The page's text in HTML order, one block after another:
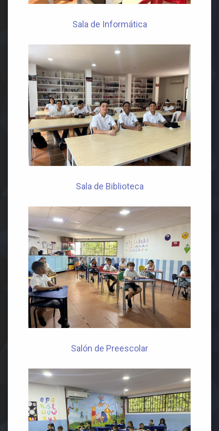
Sala de Informática
Sala de Biblioteca
Salón de Preescolar